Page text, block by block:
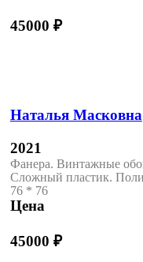
45000 ₽
Наталья Масковна
2021
Фанера. Винтажные
Сложный пластик.
76 * 76
Цена
45000 ₽